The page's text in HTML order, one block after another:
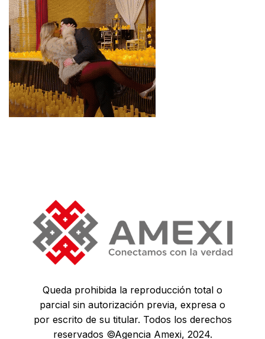
Queda prohibida la reproducción total o
parcial sin autorización previa, expresa o
por escrito de su titular. Todos los derechos
reservados ©Agencia Amexi, 2024.